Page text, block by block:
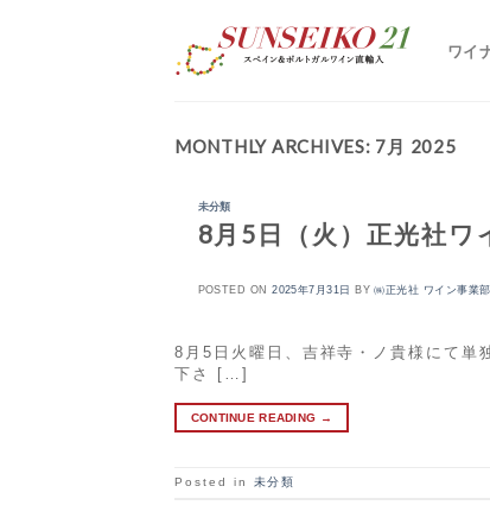
ワイ
MONTHLY ARCHIVES: 7月 2025
未分類
8月5日（火）正光社ワ
POSTED ON2025年7月31日 BY㈱正光社 ワイン事業部
8月5日火曜日、吉祥寺・ノ貴様にて単
下さ […]
CONTINUE READING →
Posted in 未分類